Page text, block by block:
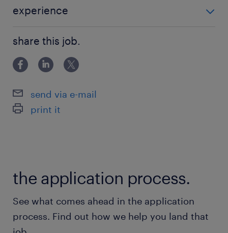
全国に20校以上を展開
最寄駅
三田線、総武線／水道橋駅（徒歩5分）
半蔵門線、三田線、新宿線／神保町駅（徒歩6
休日休暇
日））
就業時間
（1）9:00-18:00（実働8時間00分・休憩60分）
experience
share this job.
send via e-mail
print it
the application process.
See what comes ahead in the application
process. Find out how we help you land that